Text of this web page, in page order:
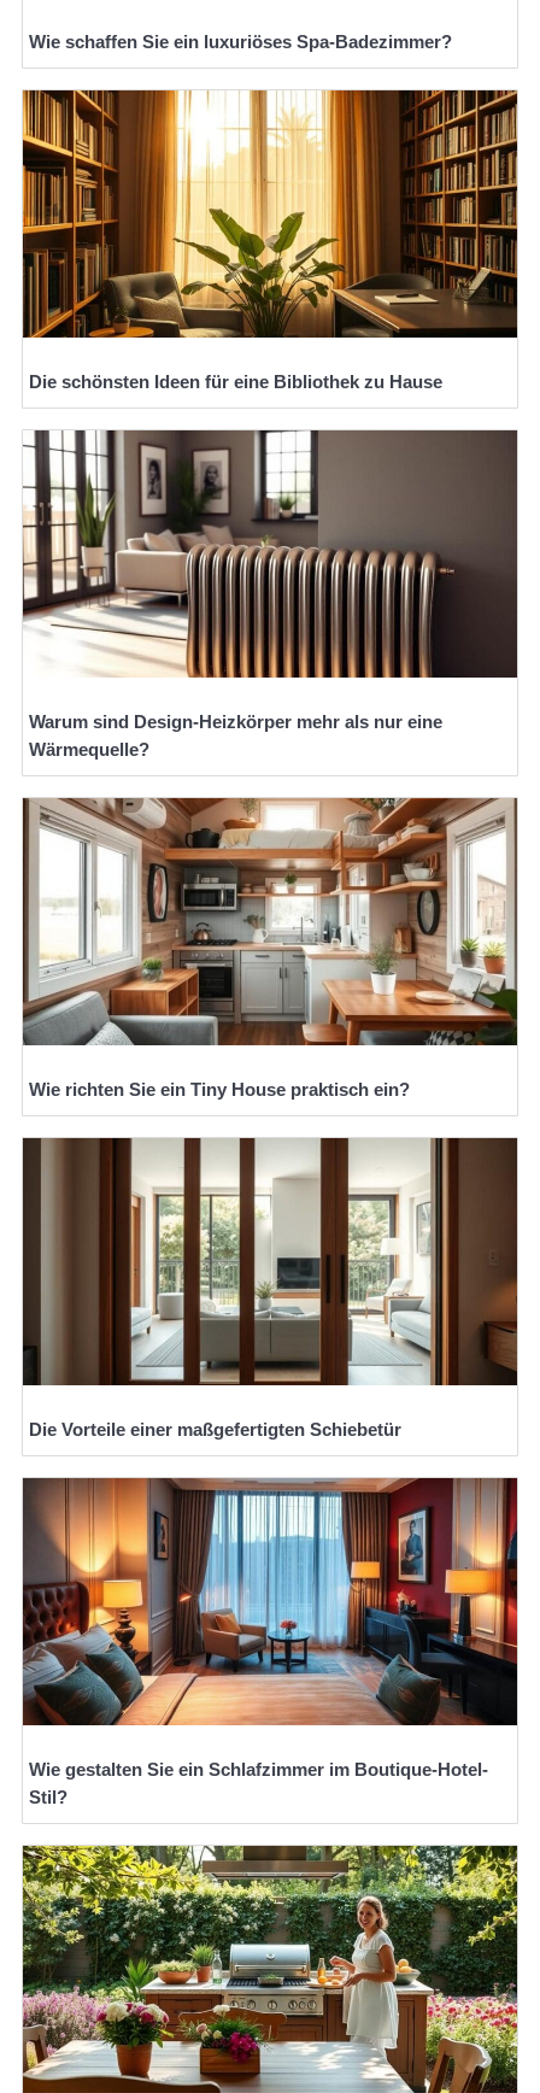
Wie schaffen Sie ein luxuriöses Spa-Badezimmer?
Die schönsten Ideen für eine Bibliothek zu Hause
Warum sind Design-Heizkörper mehr als nur eine
Wärmequelle?
Wie richten Sie ein Tiny House praktisch ein?
Die Vorteile einer maßgefertigten Schiebetür
Wie gestalten Sie ein Schlafzimmer im Boutique-Hotel-
Stil?